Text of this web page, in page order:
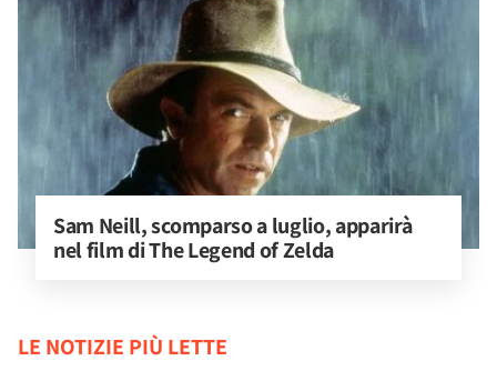
Sam Neill, scomparso a luglio, apparirà
nel film di The Legend of Zelda
LE NOTIZIE PIÙ LETTE